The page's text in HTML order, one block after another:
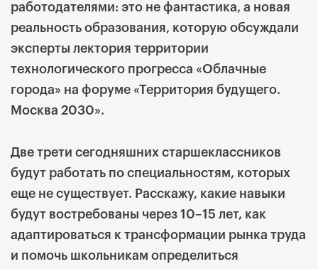
работодателями: это не фантастика, а новая
реальность образования, которую обсуждали
эксперты лектория территории
технологического прогресса «Облачные
города» на форуме «Территория будущего.
Москва 2030».
Две трети сегодняшних старшеклассников
будут работать по специальностям, которых
еще не существует. Расскажу, какие навыки
будут востребованы через 10–15 лет, как
адаптироваться к трансформации рынка труда
и помочь школьникам определиться